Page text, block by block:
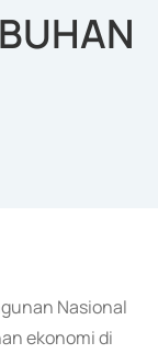
Nasional
ekonomi di